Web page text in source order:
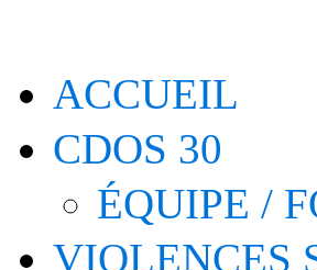
ACCUEIL
CDOS 30
ÉQUIPE /
VIOLENCES